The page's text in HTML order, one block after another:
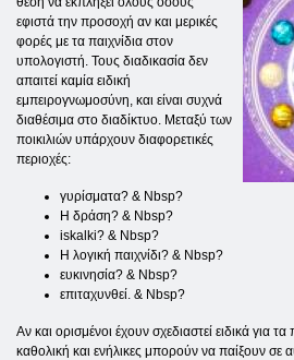
εφιστά την προσοχή αν και μερικές
φορές με τα παιχνίδια στον
υπολογιστή. Τους διαδικασία δεν
απαιτεί καμία ειδική
εμπειρογνωμοσύνη, και είναι συχνά
διαθέσιμα στο διαδίκτυο. Μεταξύ των
ποικιλιών υπάρχουν διαφορετικές
περιοχές:
γυρίσματα? & Nbsp?
Η δράση? & Nbsp?
iskalki? & Nbsp?
Η λογική παιχνίδι? & Nbsp?
ευκινησία? & Nbsp?
επιταχυνθεί. & Nbsp?
Αν και ορισμένοι έχουν σχεδιαστεί ειδικά για τα
καθολική και ενήλικες μπορούν να παίξουν σε